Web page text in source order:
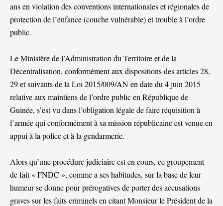
ans en violation des conventions internationales et régionales de
protection de l’enfance (couche vulnérable) et trouble à l’ordre
public.
Le Ministère de l’Administration du Territoire et de la
Décentralisation, conformément aux dispositions des articles 28,
29 et suivants de la Loi 2015/009/AN en date du 4 juin 2015
relative aux maintiens de l’ordre public en République de
Guinée, s’est vu dans l’obligation légale de faire réquisition à
l’armée qui conformément à sa mission républicaine est venue en
appui à la police et à la gendarmerie.
Alors qu’une procédure judiciaire est en cours, ce groupement
de fait « FNDC », comme a ses habitudes, sur la base de leur
humeur se donne pour prérogatives de porter des accusations
graves sur les faits criminels en citant Monsieur le Président de la